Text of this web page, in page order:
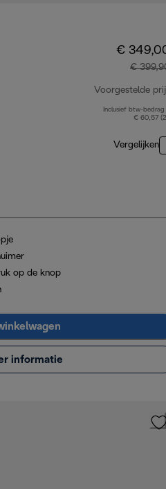
€
€
Voorgestelde
Inclusief btw-bedrag
€ 60,57
Vergelijken
op de knop
informatie